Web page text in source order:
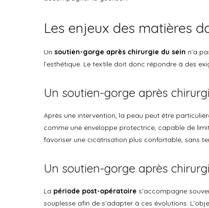
Les enjeux des matières
Un soutien-gorge après chirurgie du sein n’a
l’esthétique. Le textile doit donc répondre à des
Un soutien-gorge après
Après une intervention, la peau peut être
comme une enveloppe protectrice, capable de
favoriser une cicatrisation plus confortable, sans
Un soutien-gorge après
La période post-opératoire s’accompagne
souplesse afin de s’adapter à ces évolutions.